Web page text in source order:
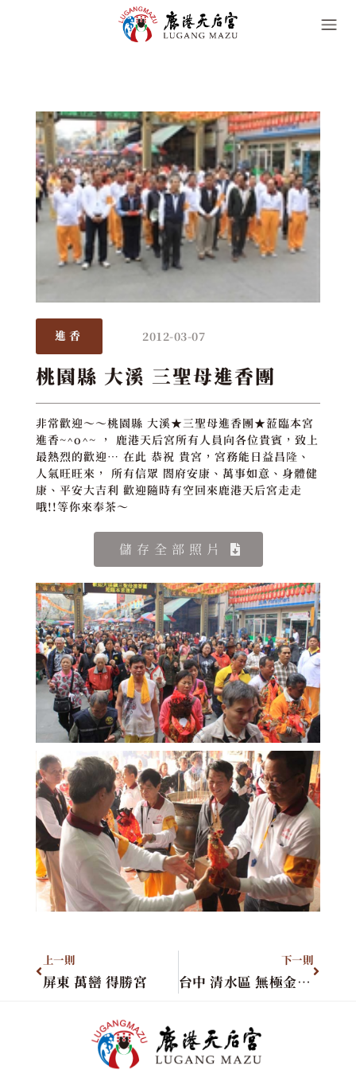
進香 2012-03-07
桃園縣 大溪 三聖母進香團
非常歡迎～～桃園縣 大溪★三聖母進香團★蒞臨本宮
進香~^o^~ ， 鹿港天后宮所有人員向各位貴賓，致上
最熱烈的歡迎… 在此 恭祝 貴宮，宮務能日益昌隆、
人氣旺旺來， 所有信眾 閤府安康、萬事如意、身體健
康、平安大吉利 歡迎隨時有空回來鹿港天后宮走走
哦!!等你來奉茶～
儲存全部照片
上一則
屏東 萬巒 得勝宮
下一則
台中 清水區 無極金華宮